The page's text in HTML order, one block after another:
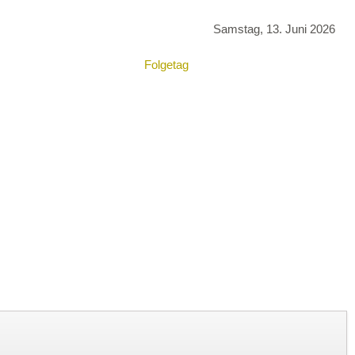
Samstag, 13. Juni 2026
Folgetag